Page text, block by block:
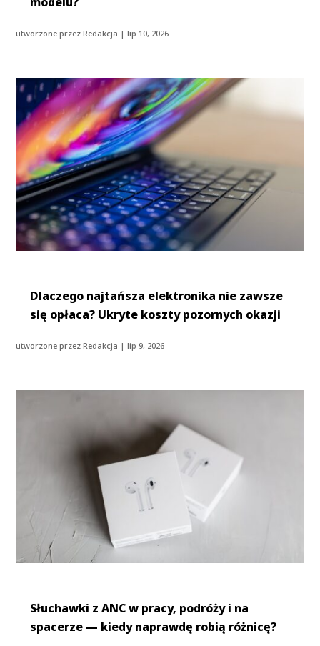
utworzone przezRedakcja |lip 10, 2026
Dlaczego najtańsza elektronika nie zawsze
się opłaca? Ukryte koszty pozornych okazji
utworzone przezRedakcja |lip 9, 2026
Słuchawki z ANC w pracy, podróży i na
spacerze — kiedy naprawdę robią różnicę?